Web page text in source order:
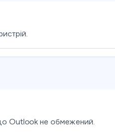
Outlook не обмежений.